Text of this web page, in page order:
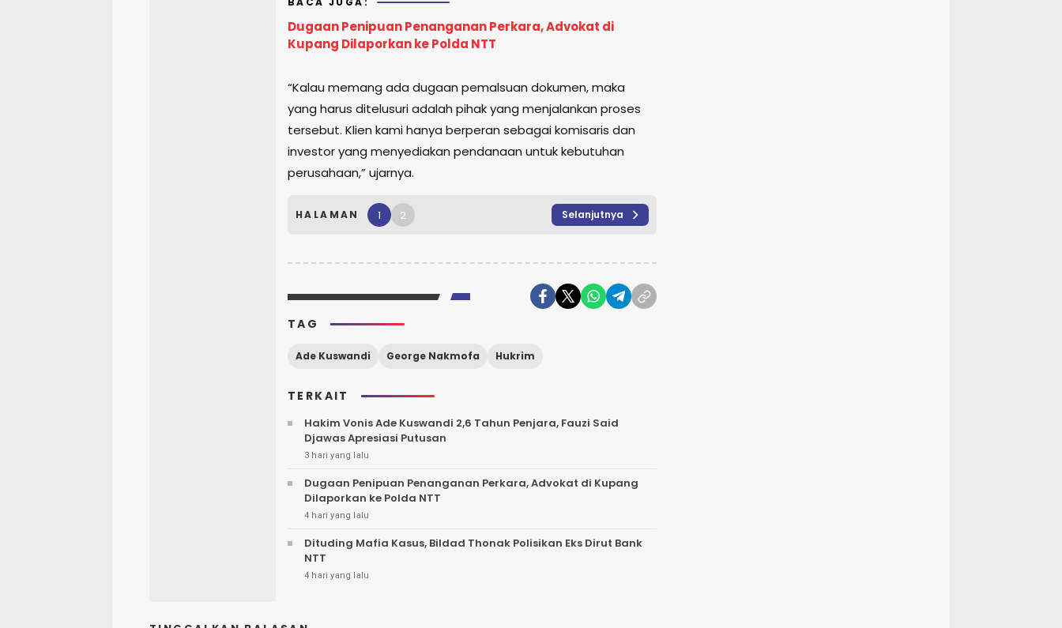
Dugaan Penipuan Penanganan Perkara, Advokat di
Kupang Dilaporkan ke Polda NTT
“Kalau memang ada dugaan pemalsuan dokumen, maka
yang harus ditelusuri adalah pihak yang menjalankan proses
tersebut. Klien kami hanya berperan sebagai komisaris dan
investor yang menyediakan pendanaan untuk kebutuhan
perusahaan,” ujarnya.
HALAMAN 1 2 Selanjutnya
TAG
Ade Kuswandi George Nakmofa Hukrim
TERKAIT
Hakim Vonis Ade Kuswandi 2,6 Tahun Penjara, Fauzi Said
Djawas Apresiasi Putusan
3 hari yang lalu
Dugaan Penipuan Penanganan Perkara, Advokat di Kupang
Dilaporkan ke Polda NTT
4 hari yang lalu
Dituding Mafia Kasus, Bildad Thonak Polisikan Eks Dirut Bank
NTT
4 hari yang lalu